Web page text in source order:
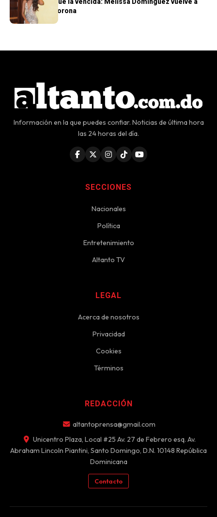
quedar sin la corona
Información en la que puedes confiar. Noticias de última hora
las 24 horas del día.
SECCIONES
Nacionales
Política
Entretenimiento
Altanto TV
LEGAL
Acerca de nosotros
Privacidad
Cookies
Términos
REDACCIÓN
altantoprensa@gmail.com
Unicentro Plaza, Local #25 Av. 27 de Febrero esq. Av.
Abraham Lincoln Piantini, Santo Domingo, D.N. 10148 República
Dominicana
Contacto